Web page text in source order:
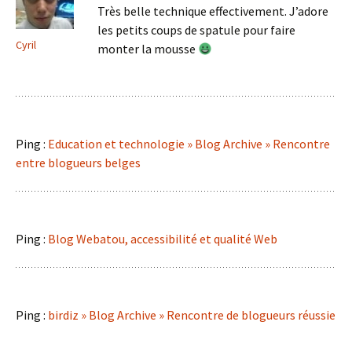
Cyril
Très belle technique effectivement. J’adore
les petits coups de spatule pour faire
monter la mousse
Ping : Education et technologie » Blog Archive » Rencontre
entre blogueurs belges
Ping : Blog Webatou, accessibilité et qualité Web
Ping : birdiz » Blog Archive » Rencontre de blogueurs réussie